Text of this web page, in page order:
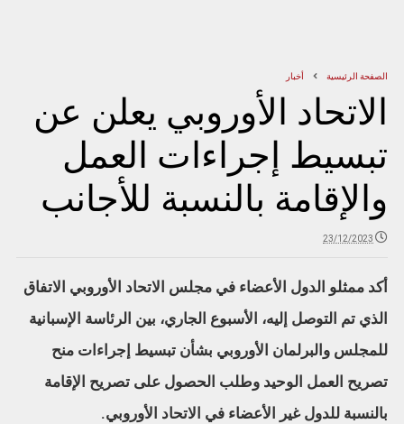
الصفحة الرئيسية أخبار
الاتحاد الأوروبي يعلن عن
تبسيط إجراءات العمل
والإقامة بالنسبة للأجانب
23/12/2023
أكد ممثلو الدول الأعضاء في مجلس الاتحاد الأوروبي الاتفاق
الذي تم التوصل إليه، الأسبوع الجاري، بين الرئاسة الإسبانية
للمجلس والبرلمان الأوروبي بشأن تبسيط إجراءات منح
تصريح العمل الوحيد وطلب الحصول على تصريح الإقامة
بالنسبة للدول غير الأعضاء في الاتحاد الأوروبي.